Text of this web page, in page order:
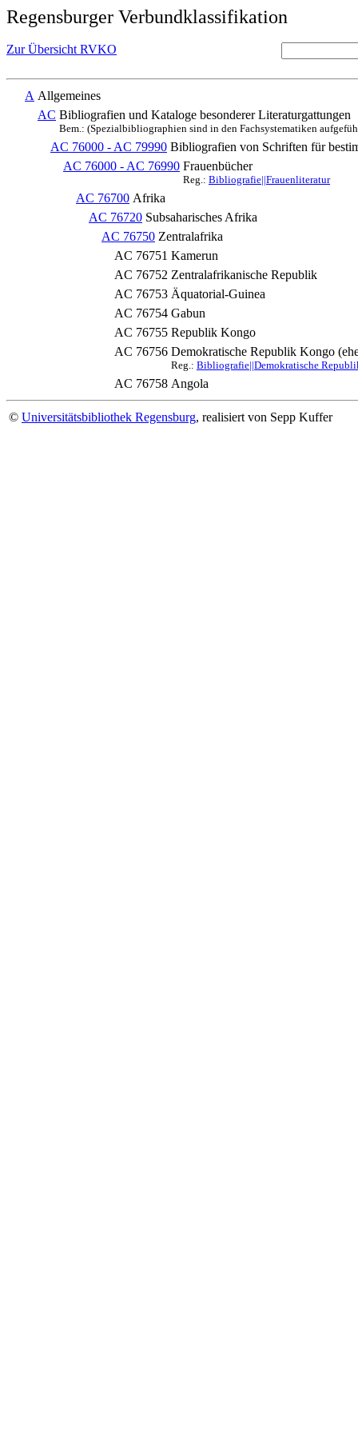
Regensburger Verbundklassifikation
Zur Übersicht RVKO
A Allgemeines
AC Bibliografien und Kataloge besonderer Literaturgattungen
Bem.: (Spezialbibliographien sind in den Fachsystematiken
AC 76000 - AC 79990 Bibliografien von Schriften für
AC 76000 - AC 76990 Frauenbücher
Reg.: Bibliografie||Frauenliteratur
AC 76700 Afrika
AC 76720 Subsaharisches Afrika
AC 76750 Zentralafrika
AC 76751 Kamerun
AC 76752 Zentralafrikanische Republik
AC 76753 Äquatorial-Guinea
AC 76754 Gabun
AC 76755 Republik Kongo
AC 76756 Demokratische Republik Kongo
Reg.: Bibliografie||Demokratische
AC 76758 Angola
© Universitätsbibliothek Regensburg, realisiert von Sepp Kuffer